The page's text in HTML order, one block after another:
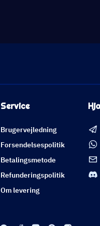
Service
Brugervejledning
Forsendelsespolitik
Betalingsmetode
Refunderingspolitik
Om levering